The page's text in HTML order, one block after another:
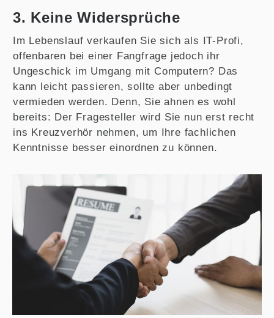
3. Keine Widersprüche
Im Lebenslauf verkaufen Sie sich als IT-Profi,
offenbaren bei einer Fangfrage jedoch ihr
Ungeschick im Umgang mit Computern? Das
kann leicht passieren, sollte aber unbedingt
vermieden werden. Denn, Sie ahnen es wohl
bereits: Der Fragesteller wird Sie nun erst recht
ins Kreuzverhör nehmen, um Ihre fachlichen
Kenntnisse besser einordnen zu können.